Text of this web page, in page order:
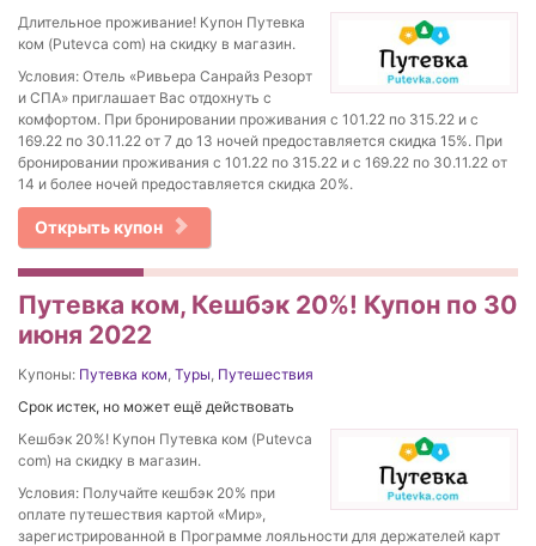
Длительное проживание! Купон Путевка
ком (Putevca com) на скидку в магазин.
Условия: Отель «Ривьера Санрайз Резорт
и СПА» приглашает Вас отдохнуть с
комфортом. При бронировании проживания с 101.22 по 315.22 и с
169.22 по 30.11.22 от 7 до 13 ночей предоставляется скидка 15%. При
бронировании проживания с 101.22 по 315.22 и с 169.22 по 30.11.22 от
14 и более ночей предоставляется скидка 20%.
Открыть купон
Путевка ком, Кешбэк 20%! Купон по 30
июня 2022
Купоны: Путевка ком, Туры, Путешествия
Срок истек, но может ещё действовать
Кешбэк 20%! Купон Путевка ком (Putevca
com) на скидку в магазин.
Условия: Получайте кешбэк 20% при
оплате путешествия картой «Мир»,
зарегистрированной в Программе лояльности для держателей карт